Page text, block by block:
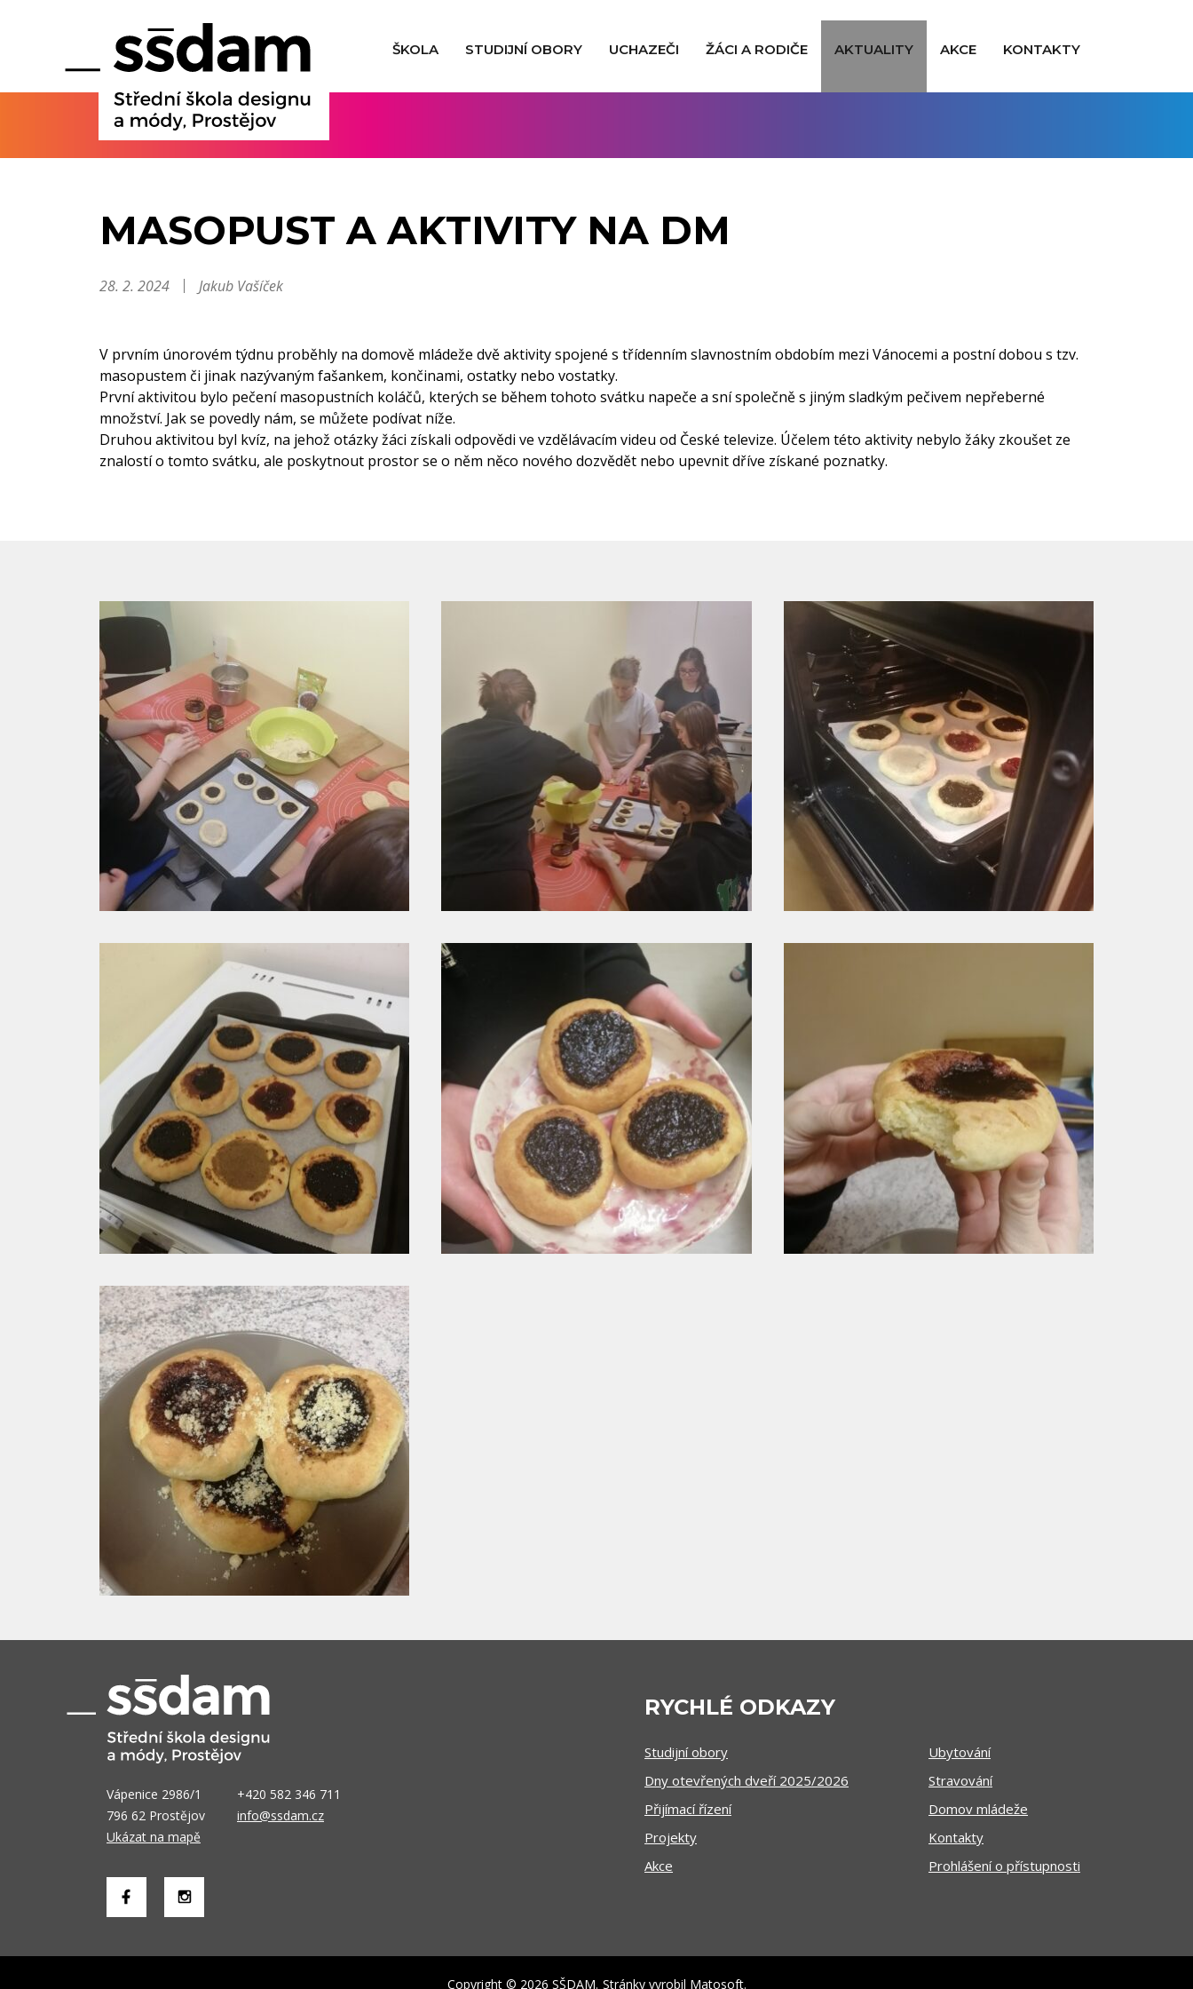
ŠKOLA STUDIJNÍ OBORY UCHAZEČI ŽÁCI A RODIČE AKTUALITY AKCE KONTAKTY
MASOPUST A AKTIVITY NA DM
28. 2. 2024 Jakub Vašíček
V prvním únorovém týdnu proběhly na domově mládeže dvě aktivity spojené s třídenním slavnostním obdobím mezi Vánocemi a postní dobou s tzv.
masopustem či jinak nazývaným fašankem, končinami, ostatky nebo vostatky.
První aktivitou bylo pečení masopustních koláčů, kterých se během tohoto svátku napeče a sní společně s jiným sladkým pečivem nepřeberné
množství. Jak se povedly nám, se můžete podívat níže.
Druhou aktivitou byl kvíz, na jehož otázky žáci získali odpovědi ve vzdělávacím videu od České televize. Účelem této aktivity nebylo žáky zkoušet ze
znalostí o tomto svátku, ale poskytnout prostor se o něm něco nového dozvědět nebo upevnit dříve získané poznatky.
Vápenice 2986/1
796 62 Prostějov
Ukázat na mapě
+420 582 346 711
info@ssdam.cz
RYCHLÉ ODKAZY
Studijní obory
Dny otevřených dveří 2025/2026
Přijímací řízení
Projekty
Akce
Ubytování
Stravování
Domov mládeže
Kontakty
Prohlášení o přístupnosti
Copyright © 2026 SŠDAM. Stránky vyrobil Matosoft.